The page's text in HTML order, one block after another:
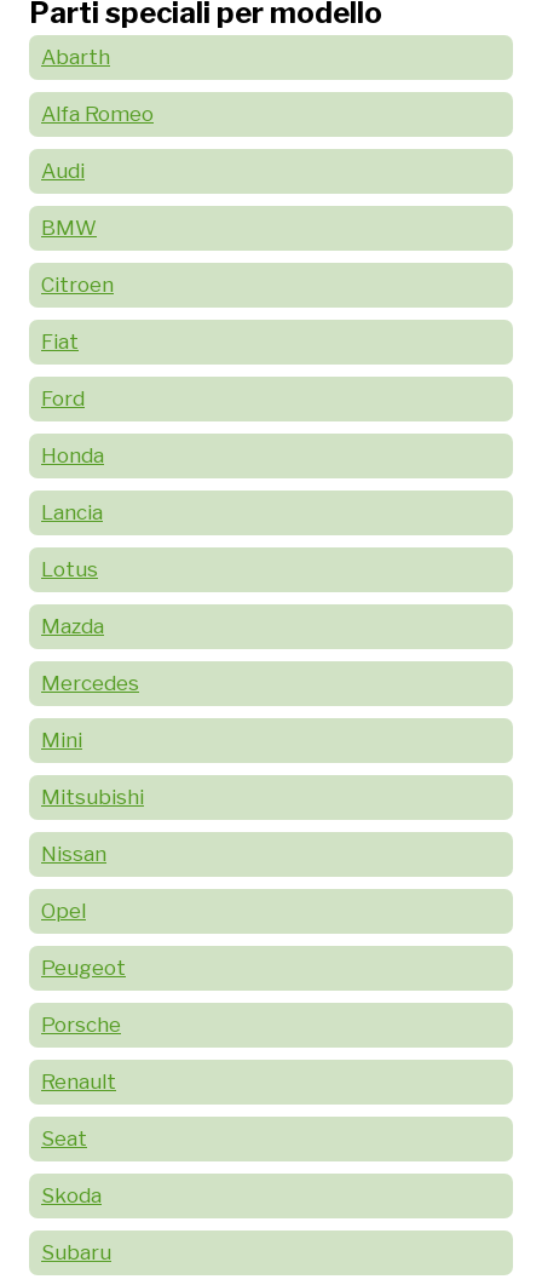
Parti speciali per modello
Abarth
Alfa Romeo
Audi
BMW
Citroen
Fiat
Ford
Honda
Lancia
Lotus
Mazda
Mercedes
Mini
Mitsubishi
Nissan
Opel
Peugeot
Porsche
Renault
Seat
Skoda
Subaru